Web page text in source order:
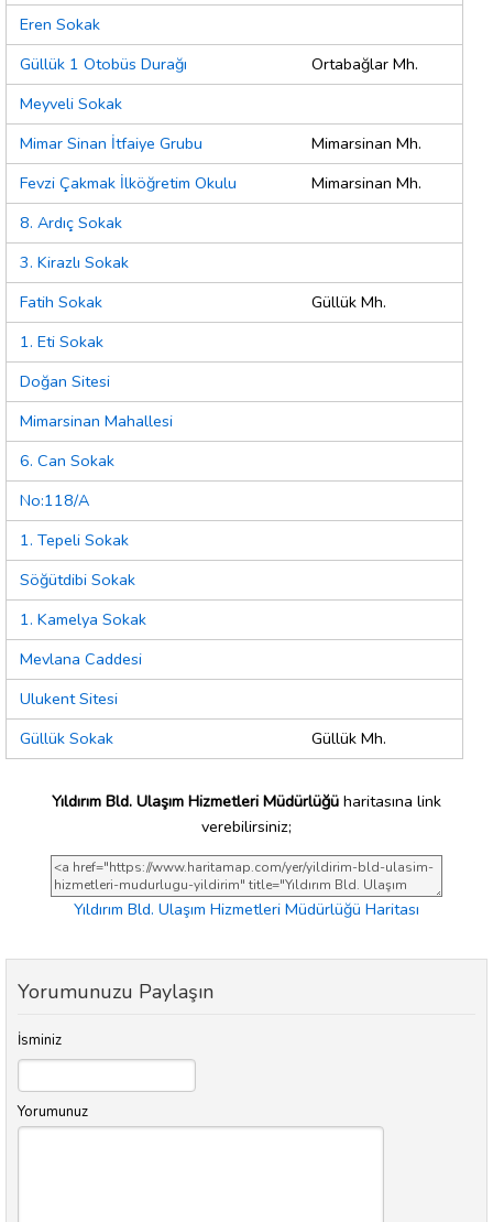
Eren Sokak
Güllük 1 Otobüs Durağı
Ortabağlar Mh.
Meyveli Sokak
Mimar Sinan İtfaiye Grubu
Mimarsinan Mh.
Fevzi Çakmak İlköğretim Okulu
Mimarsinan Mh.
8. Ardıç Sokak
3. Kirazlı Sokak
Fatih Sokak
Güllük Mh.
1. Eti Sokak
Doğan Sitesi
Mimarsinan Mahallesi
6. Can Sokak
No:118/A
1. Tepeli Sokak
Söğütdibi Sokak
1. Kamelya Sokak
Mevlana Caddesi
Ulukent Sitesi
Güllük Sokak
Güllük Mh.
Yıldırım Bld. Ulaşım Hizmetleri Müdürlüğü haritasına link
verebilirsiniz;
Yıldırım Bld. Ulaşım Hizmetleri Müdürlüğü Haritası
Yorumunuzu Paylaşın
İsminiz
Yorumunuz